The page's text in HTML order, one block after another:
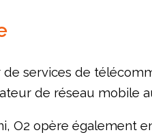
services de
de réseau mobile
O2 opère également